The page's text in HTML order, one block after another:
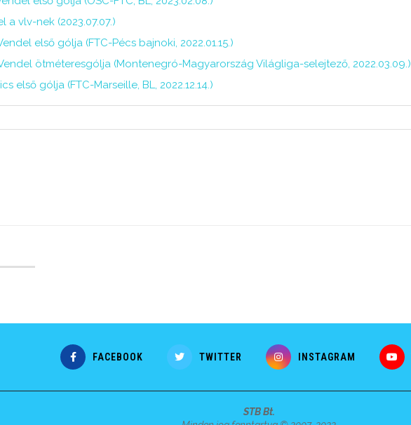
a vlv-nek (2023.07.07.)
első gólja (FTC-Pécs bajnoki, 2022.01.15.)
ötméteresgólja (Montenegró-Magyarország Világliga-selejtező, 2022.03.09.)
első gólja (FTC-Marseille, BL, 2022.12.14.)
FACEBOOK TWITTER INSTAGRAM
STB Bt.